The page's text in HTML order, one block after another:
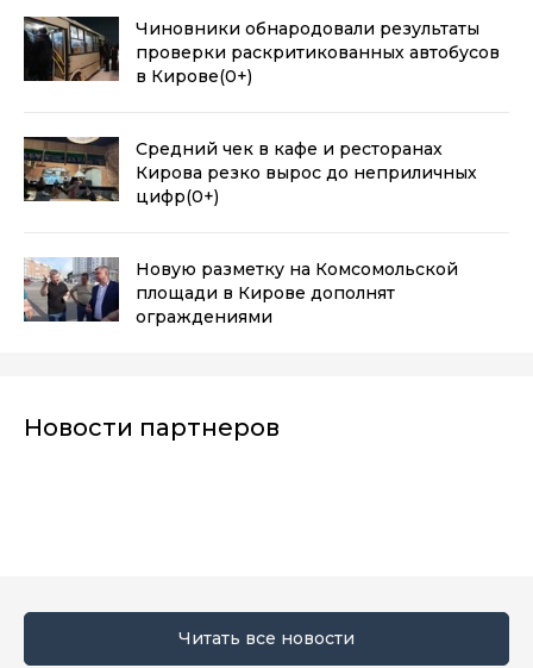
Чиновники обнародовали результаты
проверки раскритикованных автобусов
в Кирове(0+)
Средний чек в кафе и ресторанах
Кирова резко вырос до неприличных
цифр(0+)
Новую разметку на Комсомольской
площади в Кирове дополнят
ограждениями
Новости партнеров
Читать все новости